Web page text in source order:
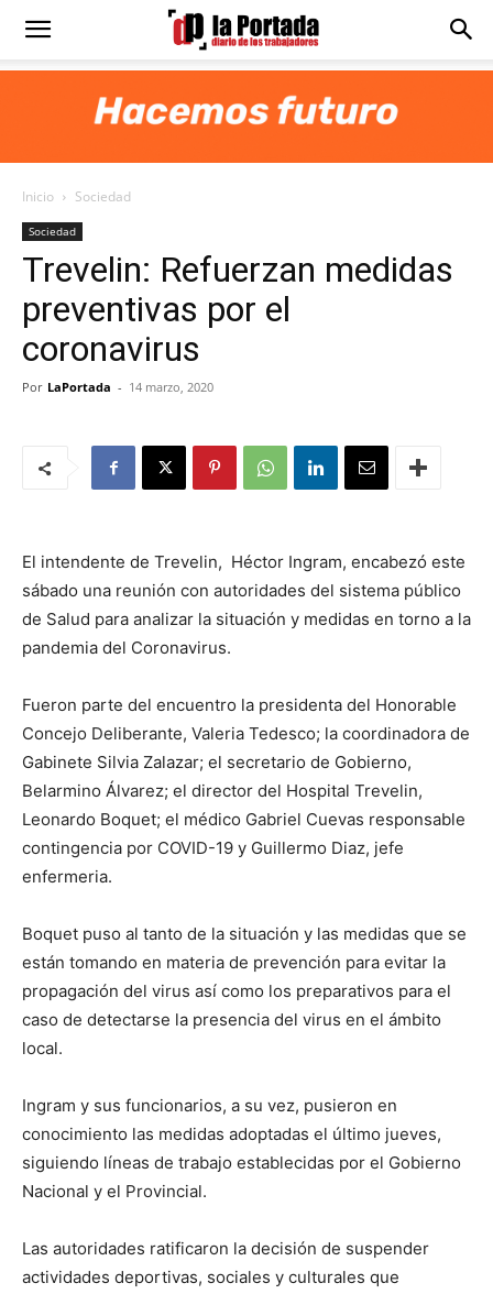
Diario
Portada
Inicio Sociedad
Sociedad
Trevelin: Refuerzan medidas
preventivas por el
coronavirus
Por LaPortada - 14 marzo, 2020
El intendente de Trevelin, Héctor Ingram, encabezó este
sábado una reunión con autoridades del sistema público
de Salud para analizar la situación y medidas en torno a la
pandemia del Coronavirus.
Fueron parte del encuentro la presidenta del Honorable
Concejo Deliberante, Valeria Tedesco; la coordinadora de
Gabinete Silvia Zalazar; el secretario de Gobierno,
Belarmino Álvarez; el director del Hospital Trevelin,
Leonardo Boquet; el médico Gabriel Cuevas responsable
contingencia por COVID-19 y Guillermo Diaz, jefe
enfermeria.
Boquet puso al tanto de la situación y las medidas que se
están tomando en materia de prevención para evitar la
propagación del virus así como los preparativos para el
caso de detectarse la presencia del virus en el ámbito
local.
Ingram y sus funcionarios, a su vez, pusieron en
conocimiento las medidas adoptadas el último jueves,
siguiendo líneas de trabajo establecidas por el Gobierno
Nacional y el Provincial.
Las autoridades ratificaron la decisión de suspender
actividades deportivas, sociales y culturales que